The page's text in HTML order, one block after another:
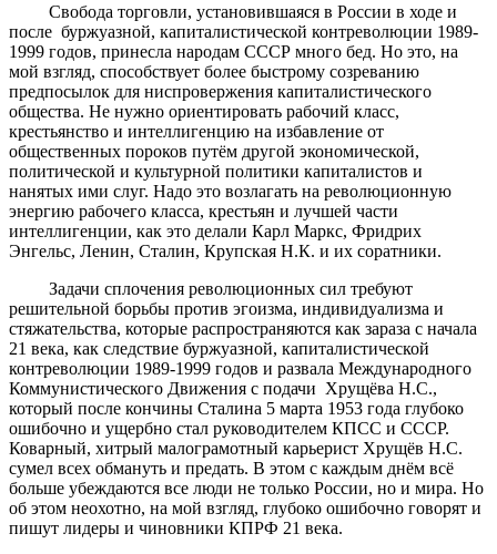
Свобода торговли, установившаяся в России в ходе и
после буржуазной, капиталистической контреволюции 1989-
1999 годов, принесла народам СССР много бед. Но это, на
мой взгляд, способствует более быстрому созреванию
предпосылок для ниспровержения капиталистического
общества. Не нужно ориентировать рабочий класс,
крестьянство и интеллигенцию на избавление от
общественных пороков путём другой экономической,
политической и культурной политики капиталистов и
нанятых ими слуг. Надо это возлагать на революционную
энергию рабочего класса, крестьян и лучшей части
интеллигенции, как это делали Карл Маркс, Фридрих
Энгельс, Ленин, Сталин, Крупская Н.К. и их соратники.
Задачи сплочения революционных сил требуют
решительной борьбы против эгоизма, индивидуализма и
стяжательства, которые распространяются как зараза с начала
21 века, как следствие буржуазной, капиталистической
контреволюции 1989-1999 годов и развала Международного
Коммунистического Движения с подачи Хрущёва Н.С.,
который после кончины Сталина 5 марта 1953 года глубоко
ошибочно и ущербно стал руководителем КПСС и СССР.
Коварный, хитрый малограмотный карьерист Хрущёв Н.С.
сумел всех обмануть и предать. В этом с каждым днём всё
больше убеждаются все люди не только России, но и мира. Но
об этом неохотно, на мой взгляд, глубоко ошибочно говорят и
пишут лидеры и чиновники КПРФ 21 века.